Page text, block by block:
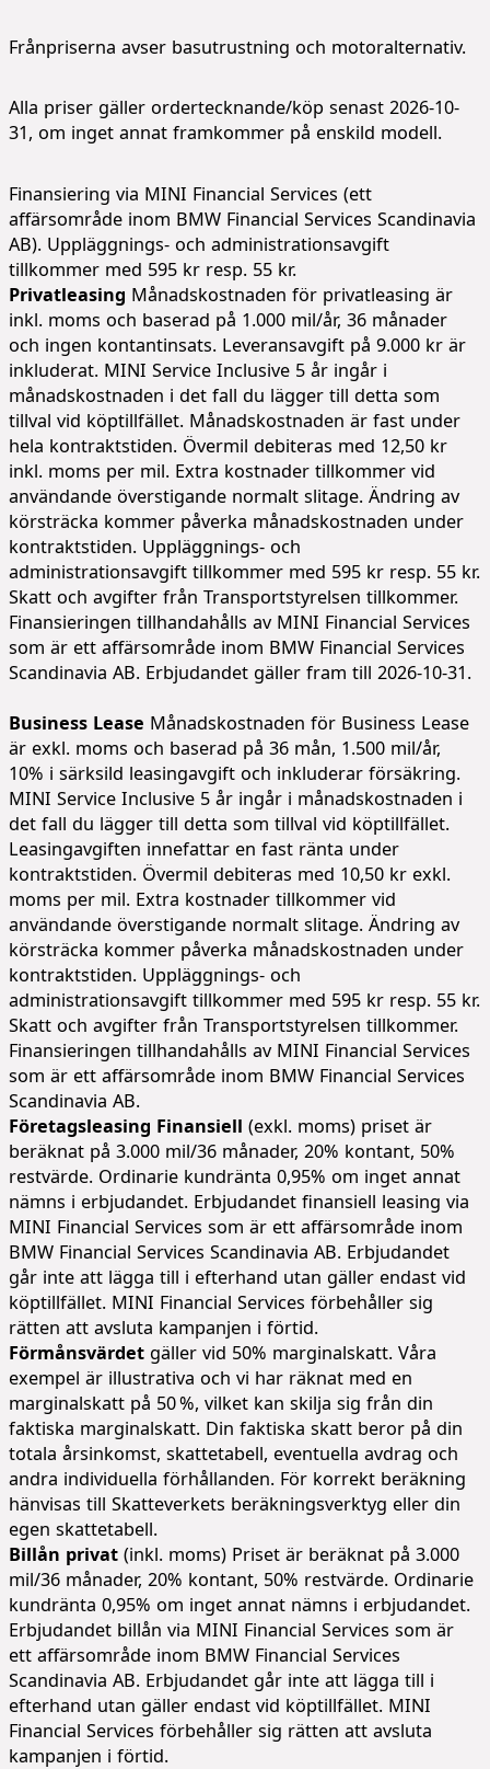
Frånpriserna avser basutrustning och motoralternativ.
Alla priser gäller ordertecknande/köp senast 2026-10-
31, om inget annat framkommer på enskild modell.
Finansiering via MINI Financial Services (ett
affärsområde inom BMW Financial Services Scandinavia
AB). Uppläggnings- och administrationsavgift
tillkommer med 595 kr resp. 55 kr.
Privatleasing Månadskostnaden för privatleasing är
inkl. moms och baserad på 1.000 mil/år, 36 månader
och ingen kontantinsats. Leveransavgift på 9.000 kr är
inkluderat. MINI Service Inclusive 5 år ingår i
månadskostnaden i det fall du lägger till detta som
tillval vid köptillfället. Månadskostnaden är fast under
hela kontraktstiden. Övermil debiteras med 12,50 kr
inkl. moms per mil. Extra kostnader tillkommer vid
användande överstigande normalt slitage. Ändring av
körsträcka kommer påverka månadskostnaden under
kontraktstiden. Uppläggnings- och
administrationsavgift tillkommer med 595 kr resp. 55 kr.
Skatt och avgifter från Transportstyrelsen tillkommer.
Finansieringen tillhandahålls av MINI Financial Services
som är ett affärsområde inom BMW Financial Services
Scandinavia AB. Erbjudandet gäller fram till 2026-10-31.
Business Lease Månadskostnaden för Business Lease
är exkl. moms och baserad på 36 mån, 1.500 mil/år,
10% i särksild leasingavgift och inkluderar försäkring.
MINI Service Inclusive 5 år ingår i månadskostnaden i
det fall du lägger till detta som tillval vid köptillfället.
Leasingavgiften innefattar en fast ränta under
kontraktstiden. Övermil debiteras med 10,50 kr exkl.
moms per mil. Extra kostnader tillkommer vid
användande överstigande normalt slitage. Ändring av
körsträcka kommer påverka månadskostnaden under
kontraktstiden. Uppläggnings- och
administrationsavgift tillkommer med 595 kr resp. 55 kr.
Skatt och avgifter från Transportstyrelsen tillkommer.
Finansieringen tillhandahålls av MINI Financial Services
som är ett affärsområde inom BMW Financial Services
Scandinavia AB.
Företagsleasing Finansiell(exkl. moms) priset är
beräknat på 3.000 mil/36 månader, 20% kontant, 50%
restvärde. Ordinarie kundränta 0,95% om inget annat
nämns i erbjudandet. Erbjudandet finansiell leasing via
MINI Financial Services som är ett affärsområde inom
BMW Financial Services Scandinavia AB. Erbjudandet
går inte att lägga till i efterhand utan gäller endast vid
köptillfället. MINI Financial Services förbehåller sig
rätten att avsluta kampanjen i förtid.
Förmånsvärdet gäller vid 50% marginalskatt. Våra
exempel är illustrativa och vi har räknat med en
marginalskatt på 50 %, vilket kan skilja sig från din
faktiska marginalskatt. Din faktiska skatt beror på din
totala årsinkomst, skattetabell, eventuella avdrag och
andra individuella förhållanden. För korrekt beräkning
hänvisas till Skatteverkets beräkningsverktyg eller din
egen skattetabell.
Billån privat (inkl. moms) Priset är beräknat på 3.000
mil/36 månader, 20% kontant, 50% restvärde. Ordinarie
kundränta 0,95% om inget annat nämns i erbjudandet.
Erbjudandet billån via MINI Financial Services som är
ett affärsområde inom BMW Financial Services
Scandinavia AB. Erbjudandet går inte att lägga till i
efterhand utan gäller endast vid köptillfället. MINI
Financial Services förbehåller sig rätten att avsluta
kampanjen i förtid.